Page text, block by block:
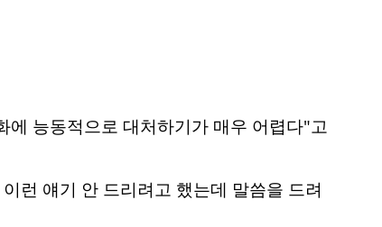
능동적으로 대처하기가 매우 어렵다"고
런 얘기 안 드리려고 했는데 말씀을 드려